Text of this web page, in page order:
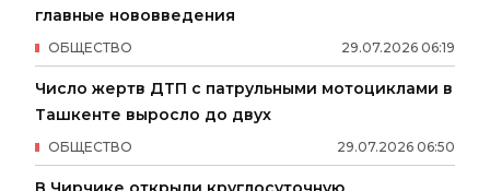
главные нововведения
29.07.2026 06:19
ОБЩЕСТВО
Число жертв ДТП с патрульными мотоциклами в
Ташкенте выросло до двух
29.07.2026 06:50
ОБЩЕСТВО